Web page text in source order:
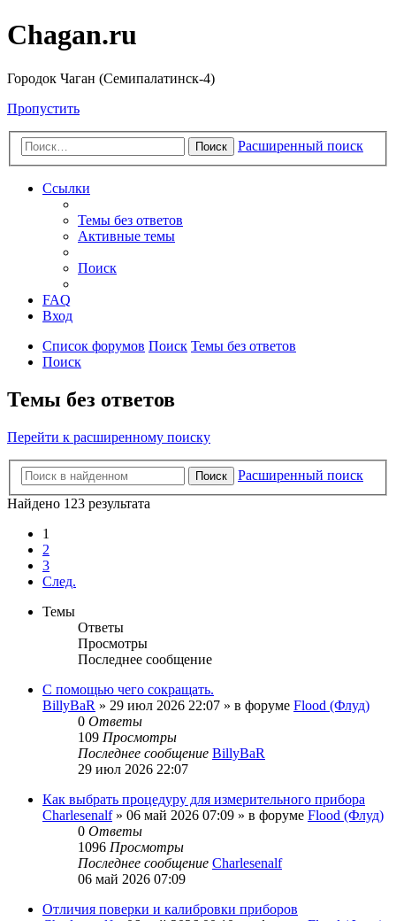
Chagan.ru
Городок Чаган (Семипалатинск-4)
Пропустить
Поиск Расширенный поиск
Ссылки
Темы без ответов
Активные темы
Поиск
FAQ
Вход
Список форумов Поиск Темы без ответов
Поиск
Темы без ответов
Перейти к расширенному поиску
Поиск
Расширенный поиск
Найдено 123 результата
1
2
3
След.
Темы
Ответы
Просмотры
Последнее сообщение
С помощью чего сокращать.
BillyBaR » 29 июл 2026 22:07 » в форуме Flood (Флуд)
0 Ответы
109 Просмотры
Последнее сообщение BillyBaR
29 июл 2026 22:07
Как выбрать процедуру для измерительного прибора
Charlesenalf» 06 май 2026 07:09 » в форуме Flood (Флуд)
0 Ответы
1096 Просмотры
Последнее сообщение Charlesenalf
06 май 2026 07:09
Отличия поверки и калибровки приборов